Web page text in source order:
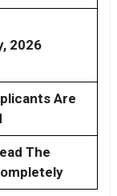
2026
Are
The